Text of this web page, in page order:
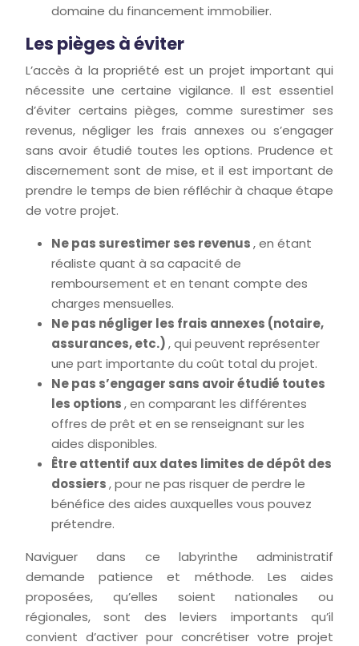
domaine du financement immobilier.
Les pièges à éviter
L’accès à la propriété est un projet important qui
nécessite une certaine vigilance. Il est essentiel
d’éviter certains pièges, comme surestimer ses
revenus, négliger les frais annexes ou s’engager
sans avoir étudié toutes les options. Prudence et
discernement sont de mise, et il est important de
prendre le temps de bien réfléchir à chaque étape
de votre projet.
Ne pas surestimer ses revenus, en étant
réaliste quant à sa capacité de
remboursement et en tenant compte des
charges mensuelles.
Ne pas négliger les frais annexes (notaire,
assurances, etc.), qui peuvent représenter
une part importante du coût total du projet.
Ne pas s’engager sans avoir étudié toutes
les options, en comparant les différentes
offres de prêt et en se renseignant sur les
aides disponibles.
Être attentif aux dates limites de dépôt des
dossiers, pour ne pas risquer de perdre le
bénéfice des aides auxquelles vous pouvez
prétendre.
Naviguer dans ce labyrinthe administratif
demande patience et méthode. Les aides
proposées, qu’elles soient nationales ou
régionales, sont des leviers importants qu’il
convient d’activer pour concrétiser votre projet